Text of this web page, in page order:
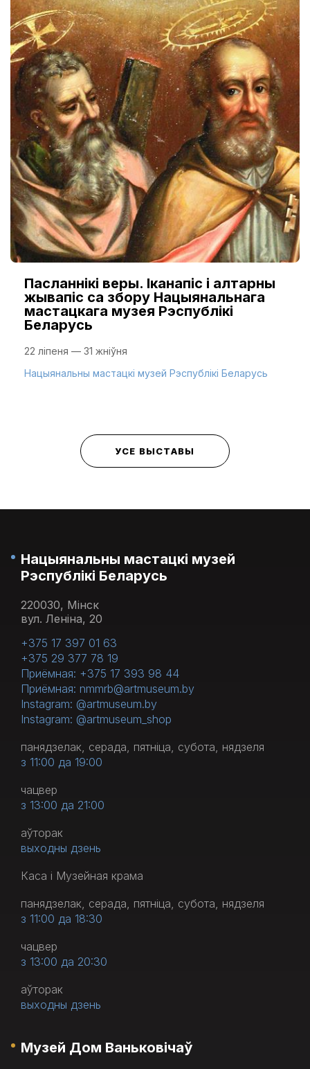
Пасланнікі веры. Іканапіс і алтарны
жывапіс са збору Нацыянальнага
мастацкага музея Рэспублікі
Беларусь
22 ліпеня — 31 жніўня
Нацыянальны мастацкі музей Рэспублікі Беларусь
УСЕ ВЫСТАВЫ
Нацыянальны мастацкі музей
Рэспублікі Беларусь
220030, Мінск
вул. Леніна, 20
+375 17 397 01 63
+375 29 377 78 19
Приёмная: +375 17 393 98 44
Приёмная: nmmrb@artmuseum.by
Instagram: @artmuseum.by
Instagram: @artmuseum_shop
панядзелак, серада, пятніца, субота, нядзеля
з 11:00 да 19:00
чацвер
з 13:00 да 21:00
аўторак
выходны дзень
Каса і Музейная крама
панядзелак, серада, пятніца, субота, нядзеля
з 11:00 да 18:30
чацвер
з 13:00 да 20:30
аўторак
выходны дзень
Музей Дом Ваньковічаў